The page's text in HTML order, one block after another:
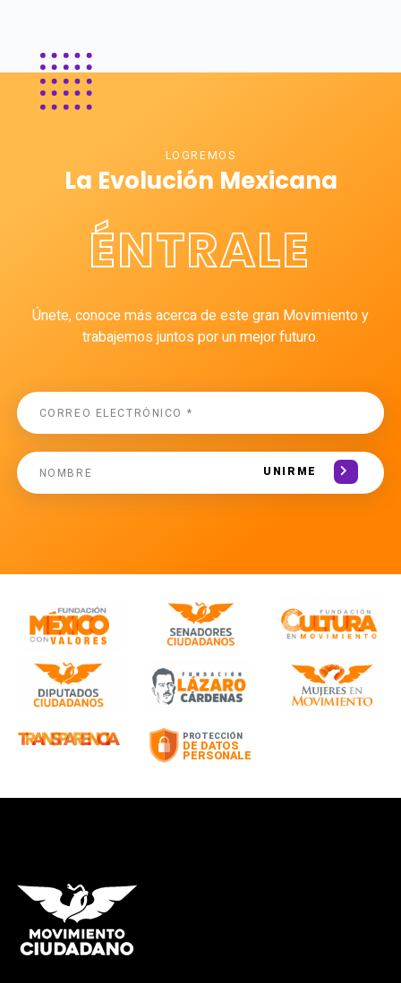
LOGREMOS
La Evolución Mexicana
ÉNTRALE
Únete, conoce más acerca de este gran Movimiento y
trabajemos juntos por un mejor futuro.
UNIRME